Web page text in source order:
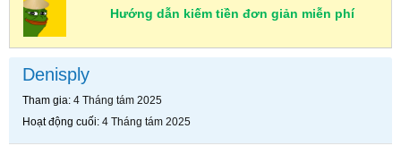
Hướng dẫn kiếm tiền đơn giản miễn phí
Denisply
Tham gia 4 Tháng tám 2025
Hoạt động cuối 4 Tháng tám 2025